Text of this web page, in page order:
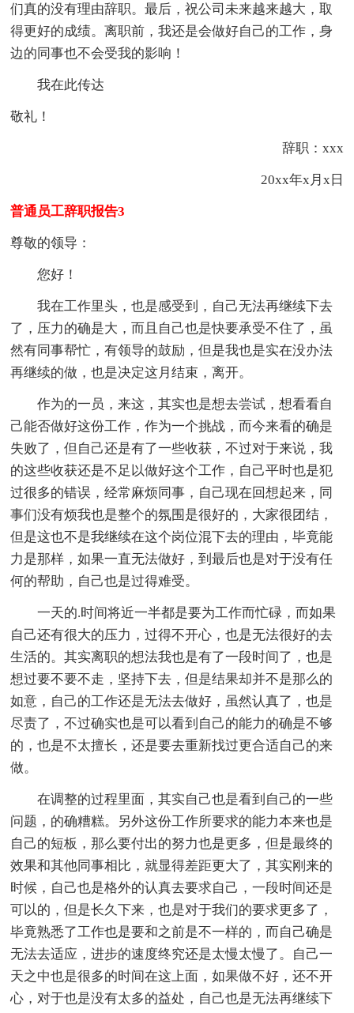
们真的没有理由辞职。最后，祝公司未来越来越大，取
得更好的成绩。离职前，我还是会做好自己的工作，身
边的同事也不会受我的影响！
我在此传达
敬礼！
辞职：xxx
20xx年x月x日
普通员工辞职报告3
尊敬的领导：
您好！
我在工作里头，也是感受到，自己无法再继续下去
了，压力的确是大，而且自己也是快要承受不住了，虽
然有同事帮忙，有领导的鼓励，但是我也是实在没办法
再继续的做，也是决定这月结束，离开。
作为的一员，来这，其实也是想去尝试，想看看自
己能否做好这份工作，作为一个挑战，而今来看的确是
失败了，但自己还是有了一些收获，不过对于来说，我
的这些收获还是不足以做好这个工作，自己平时也是犯
过很多的错误，经常麻烦同事，自己现在回想起来，同
事们没有烦我也是整个的氛围是很好的，大家很团结，
但是这也不是我继续在这个岗位混下去的理由，毕竟能
力是那样，如果一直无法做好，到最后也是对于没有任
何的帮助，自己也是过得难受。
一天的.时间将近一半都是要为工作而忙碌，而如果
自己还有很大的压力，过得不开心，也是无法很好的去
生活的。其实离职的想法我也是有了一段时间了，也是
想过要不要不走，坚持下去，但是结果却并不是那么的
如意，自己的工作还是无法去做好，虽然认真了，也是
尽责了，不过确实也是可以看到自己的能力的确是不够
的，也是不太擅长，还是要去重新找过更合适自己的来
做。
在调整的过程里面，其实自己也是看到自己的一些
问题，的确糟糕。另外这份工作所要求的能力本来也是
自己的短板，那么要付出的努力也是更多，但是最终的
效果和其他同事相比，就显得差距更大了，其实刚来的
时候，自己也是格外的认真去要求自己，一段时间还是
可以的，但是长久下来，也是对于我们的要求更多了，
毕竟熟悉了工作也是要和之前是不一样的，而自己确是
无法去适应，进步的速度终究还是太慢太慢了。自己一
天之中也是很多的时间在这上面，如果做不好，还不开
心，对于也是没有太多的益处，自己也是无法再继续下